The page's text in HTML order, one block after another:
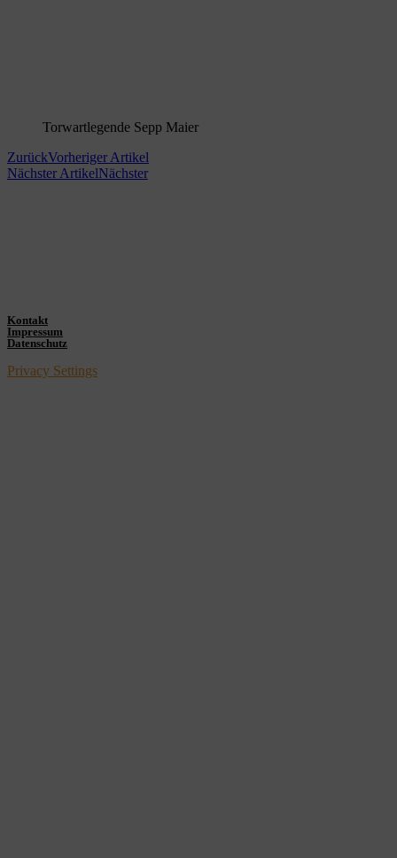
Torwartlegende Sepp Maier
ZurückVorheriger Artikel
Nächster ArtikelNächster
Kontakt
Impressum
Datenschutz
Privacy Settings